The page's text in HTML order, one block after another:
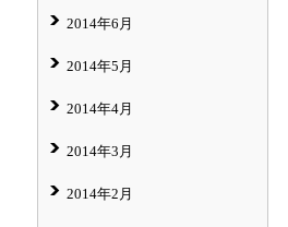
2014年6月
2014年5月
2014年4月
2014年3月
2014年2月